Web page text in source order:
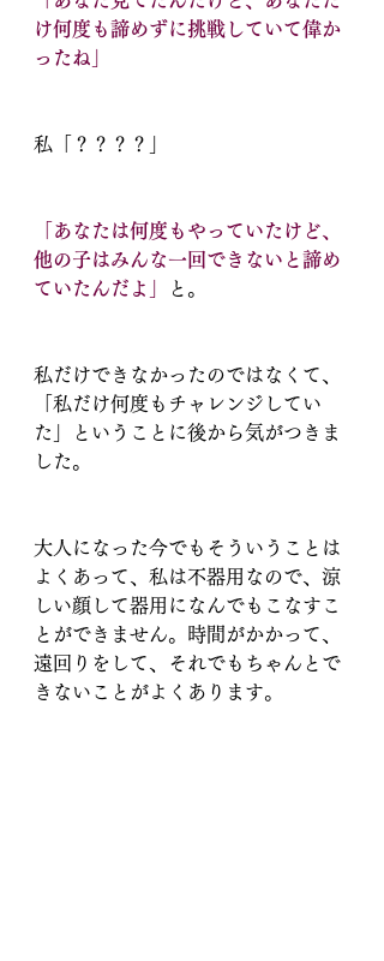
け何度も諦めずに挑戦していて偉か
ったね」
私「？？？？」
「あなたは何度もやっていたけど、
他の子はみんな一回できないと諦め
ていたんだよ」
と。
私だけできなかったのではなくて、
「私だけ何度もチャレンジしてい
た」ということに後から気がつきま
した。
大人になった今でもそういうことは
よくあって、私は不器用なので、涼
しい顔して器用になんでもこなすこ
とができません。時間がかかって、
遠回りをして、それでもちゃんとで
きないことがよくあります。